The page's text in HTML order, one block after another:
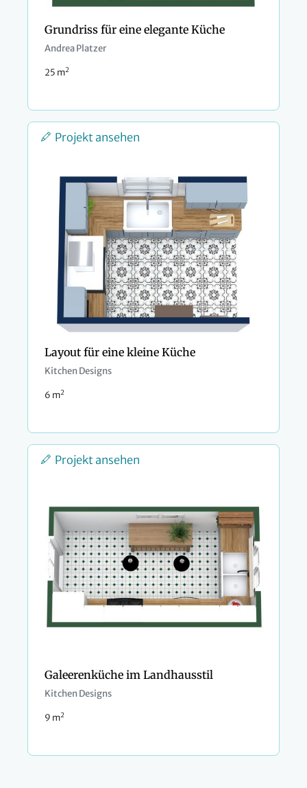
Grundriss für eine elegante Küche
Andrea Platzer
25 m2
Projekt ansehen
Layout für eine kleine Küche
Kitchen Designs
6 m2
Projekt ansehen
Galeerenküche im Landhausstil
Kitchen Designs
9 m2